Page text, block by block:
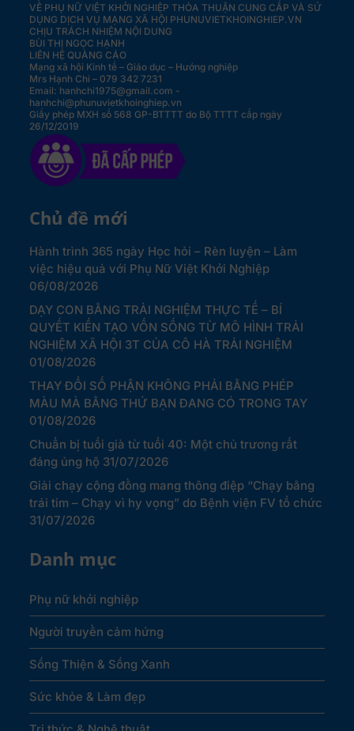
VỀ PHỤ NỮ VIỆT KHỞI NGHIỆPTHỎA THUẬN CUNG CẤP VÀ SỬ
DỤNG DỊCH VỤ MẠNG XÃ HỘI PHUNUVIETKHOINGHIEP.VN
CHỊU TRÁCH NHIỆM NỘI DUNG
BÙI THỊ NGỌC HẠNH
LIÊN HỆ QUẢNG CÁO
Mạng xã hội Kinh tế – Giáo dục – Hướng nghiệp
Mrs Hạnh Chi – 079 342 7231
Email: hanhchi1975@gmail.com -
hanhchi@phunuvietkhoinghiep.vn
Giấy phép MXH số 568 GP-BTTTT do Bộ TTTT cấp ngày
26/12/2019
Chủ đề mới
Hành trình 365 ngày Học hỏi – Rèn luyện – Làm
việc hiệu quả với Phụ Nữ Việt Khởi Nghiệp
06/08/2026
DẠY CON BẰNG TRẢI NGHIỆM THỰC TẾ – BÍ
QUYẾT KIẾN TẠO VỐN SỐNG TỪ MÔ HÌNH TRẢI
NGHIỆM XÃ HỘI 3T CỦA CÔ HÀ TRẢI NGHIỆM
01/08/2026
THAY ĐỔI SỐ PHẬN KHÔNG PHẢI BẰNG PHÉP
MÀU MÀ BẰNG THỨ BẠN ĐANG CÓ TRONG TAY
01/08/2026
Chuẩn bị tuổi già từ tuổi 40: Một chủ trương rất
đáng ủng hộ 31/07/2026
Giải chạy cộng đồng mang thông điệp “Chạy bằng
trái tim – Chạy vì hy vọng” do Bệnh viện FV tổ chức
31/07/2026
Danh mục
Phụ nữ khởi nghiệp
Người truyền cảm hứng
Sống Thiện & Sống Xanh
Sức khỏe & Làm đẹp